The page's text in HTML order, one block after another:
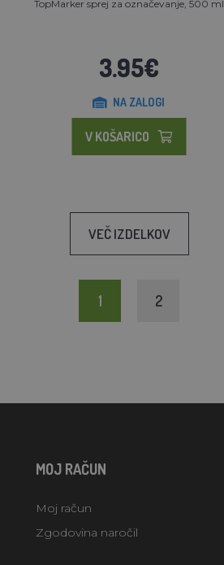
TopMarker sprej za označevanje, 500 ml
3.95€
NA ZALOGI
V KOŠARICO
VEČ IZDELKOV
1 2
MOJ RAČUN
Moj račun
Zgodovina naročil